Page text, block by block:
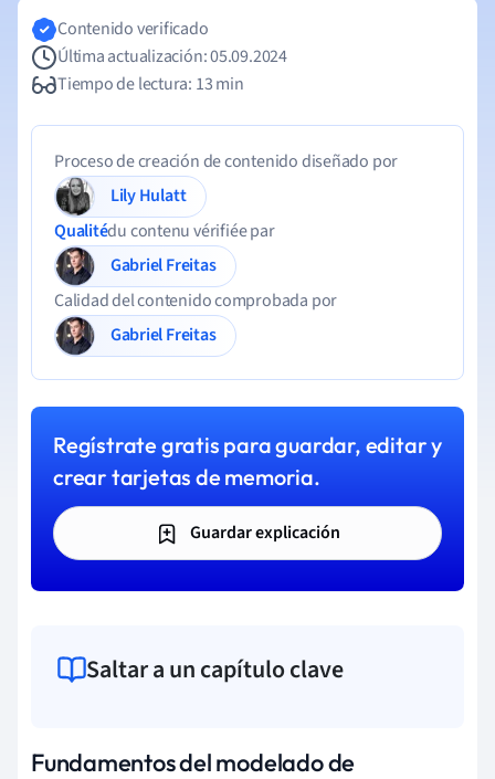
Contenido verificado
Última actualización: 05.09.2024
Tiempo de lectura: 13 min
Proceso de creación de contenido diseñado por
Lily Hulatt
Qualitédu contenu vérifiée par
Gabriel Freitas
Calidad del contenido comprobada por
Gabriel Freitas
Regístrate gratis para guardar, editar y
crear tarjetas de memoria.
Guardar explicación
Saltar a un capítulo clave
Fundamentos del modelado de